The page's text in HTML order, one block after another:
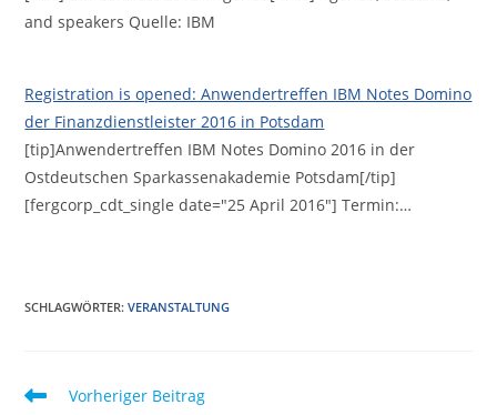
and speakers Quelle: IBM
Registration is opened: Anwendertreffen IBM Notes Domino
der Finanzdienstleister 2016 in Potsdam
[tip]Anwendertreffen IBM Notes Domino 2016 in der
Ostdeutschen Sparkassenakademie Potsdam[/tip]
[fergcorp_cdt_single date="25 April 2016"] Termin:…
SCHLAGWÖRTER:VERANSTALTUNG
WeitereVorheriger Beitrag